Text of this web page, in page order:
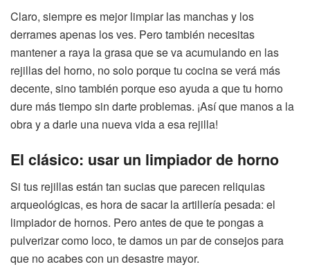
Claro, siempre es mejor limpiar las manchas y los
derrames apenas los ves. Pero también necesitas
mantener a raya la grasa que se va acumulando en las
rejillas del horno, no solo porque tu cocina se verá más
decente, sino también porque eso ayuda a que tu horno
dure más tiempo sin darte problemas. ¡Así que manos a la
obra y a darle una nueva vida a esa rejilla!
El clásico: usar un limpiador de horno
Si tus rejillas están tan sucias que parecen reliquias
arqueológicas, es hora de sacar la artillería pesada: el
limpiador de hornos. Pero antes de que te pongas a
pulverizar como loco, te damos un par de consejos para
que no acabes con un desastre mayor.